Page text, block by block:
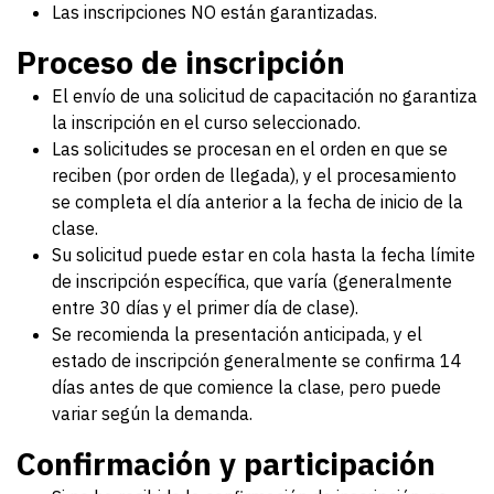
Las inscripciones NO están garantizadas.
Proceso de inscripción
El envío de una solicitud de capacitación no garantiza
la inscripción en el curso seleccionado.
Las solicitudes se procesan en el orden en que se
reciben (por orden de llegada), y el procesamiento
se completa el día anterior a la fecha de inicio de la
clase.
Su solicitud puede estar en cola hasta la fecha límite
de inscripción específica, que varía (generalmente
entre 30 días y el primer día de clase).
Se recomienda la presentación anticipada, y el
estado de inscripción generalmente se confirma 14
días antes de que comience la clase, pero puede
variar según la demanda.
Confirmación y participación